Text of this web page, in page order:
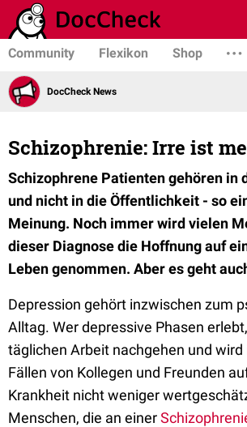
Community Flexikon Shop
DocCheck News
Schizophrenie: Irre ist
Schizophrene Patienten gehören in
und nicht in die Öffentlichkeit - so
Meinung. Noch immer wird vielen
dieser Diagnose die Hoffnung auf
Leben genommen. Aber es geht
Depression gehört inzwischen zum
Alltag. Wer depressive Phasen
täglichen Arbeit nachgehen und
Fällen von Kollegen und Freunden
Krankheit nicht weniger
Menschen, die an einer